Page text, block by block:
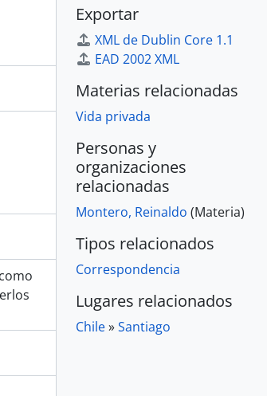
Exportar
XML de Dublin Core 1.1
EAD 2002 XML
Materias relacionadas
Vida privada
Personas y
organizaciones
relacionadas
Montero, Reinaldo (Materia)
Tipos relacionados
Correspondencia
Lugares relacionados
Chile»Santiago